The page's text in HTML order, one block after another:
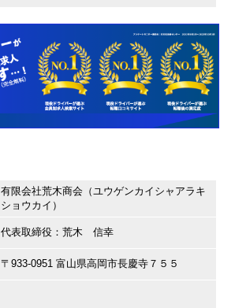
有限会社荒木商会（ユウゲンカイシャアラキ
ショウカイ）
代表取締役：荒木 信幸
〒933-0951 富山県高岡市長慶寺７５５